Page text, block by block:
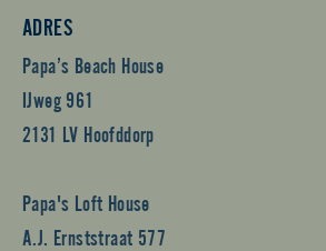
ADRES
Papa’s Beach House
IJweg 961
2131 LV Hoofddorp
Papa's Loft House
A.J. Ernststraat 577